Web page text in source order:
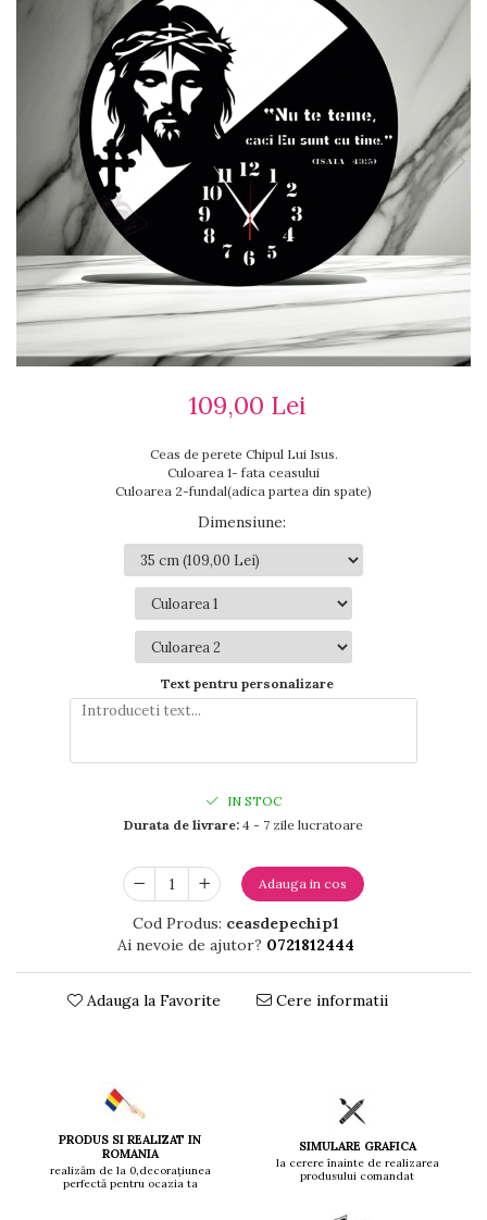
Ceasuri cu rama foto
Ceasuri meserii
Ceasuri logo
Ceasuri de perete animalute
Ceasuri decorative
Ceasuri evenimente
Ceasuri gravate
Ceasuri hobby
Ceasuri mașini
Ceasuri moto
Brelocuri personalizate
Breloc tir
109,00 Lei
Ceas de perete Chipul Lui Isus.
Culoarea 1- fata ceasului
Culoarea 2-fundal(adica partea din spate)
Dimensiune:
Text pentru personalizare
IN STOC
Durata de livrare: 4 - 7 zile lucratoare
Adauga in cos
Cod Produs: ceasdepechip1
Ai nevoie de ajutor? 0721812444
Adauga la Favorite Cere informatii
PRODUS SI REALIZAT IN
ROMANIA
realizăm de la 0,decorațiunea
perfectă pentru ocazia ta
SIMULARE GRAFICA
la cerere înainte de realizarea
produsului comandat